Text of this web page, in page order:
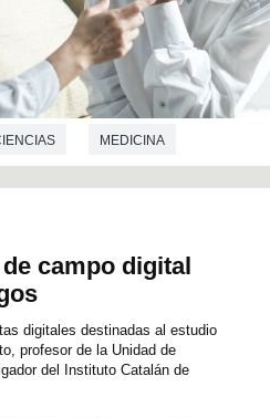
MEDICINA
campo digital
digitales destinadas al estudio
profesor de la Unidad de
del Instituto Catalán de